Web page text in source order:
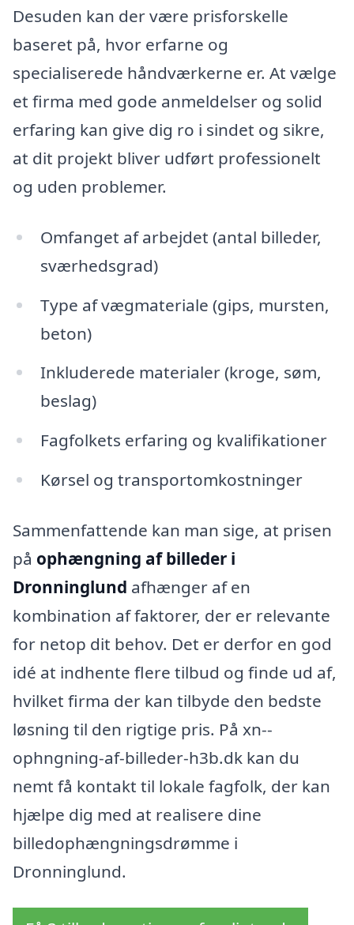
Desuden kan der være prisforskelle
baseret på, hvor erfarne og
specialiserede håndværkerne er. At vælge
et firma med gode anmeldelser og solid
erfaring kan give dig ro i sindet og sikre,
at dit projekt bliver udført professionelt
og uden problemer.
Omfanget af arbejdet (antal billeder,
sværhedsgrad)
Type af vægmateriale (gips, mursten,
beton)
Inkluderede materialer (kroge, søm,
beslag)
Fagfolkets erfaring og kvalifikationer
Kørsel og transportomkostninger
Sammenfattende kan man sige, at prisen
på ophængning af billeder i
Dronninglund afhænger af en
kombination af faktorer, der er relevante
for netop dit behov. Det er derfor en god
idé at indhente flere tilbud og finde ud af,
hvilket firma der kan tilbyde den bedste
løsning til den rigtige pris. På xn--
ophngning-af-billeder-h3b.dk kan du
nemt få kontakt til lokale fagfolk, der kan
hjælpe dig med at realisere dine
billedophængningsdrømme i
Dronninglund.